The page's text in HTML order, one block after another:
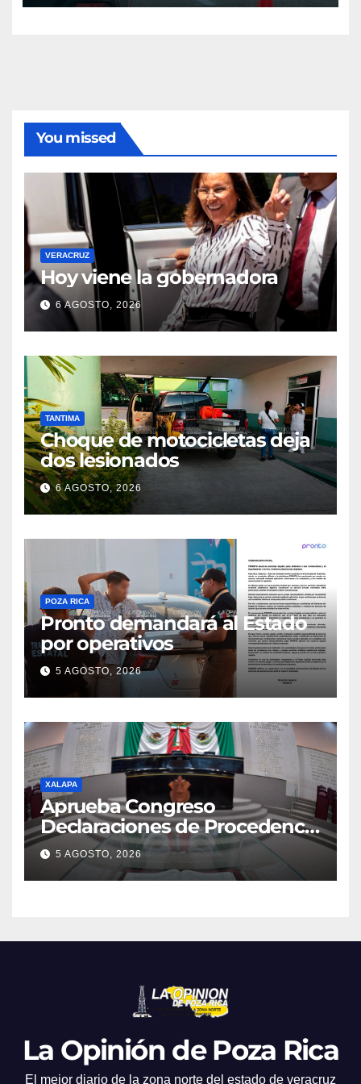
You missed
VERACRUZ
Hoy viene la gobernadora
6 AGOSTO, 2026
TANTIMA
Choque de motocicletas deja
dos lesionados
6 AGOSTO, 2026
POZA RICA
Pronto demandará al Estado
por operativos
5 AGOSTO, 2026
XALAPA
Aprueba Congreso
Declaraciones de Procedencia
en contra de dos munícipes
5 AGOSTO, 2026
La Opinión de Poza Rica
El mejor diario de la zona norte del estado de veracruz